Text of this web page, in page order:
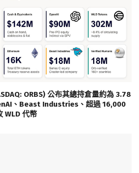
ORBS) 公布其總持倉量約為 3.78
、Beast Industries、超過 16,000
WLD 代幣